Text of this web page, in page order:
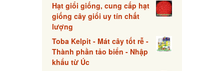
Hạt giổi giống, cung cấp hạt
giống cây giổi uy tín chất
lượng
Toba Kelpit - Mát cây tốt rễ -
Thành phần tảo biển - Nhập
khẩu từ Úc